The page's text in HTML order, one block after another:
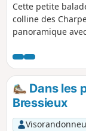
Cette petite
colline des
panoramique
quelques pointes
monts du
Chat et la
cime du Mont
forêt, le long de
Dans les
Bressieux